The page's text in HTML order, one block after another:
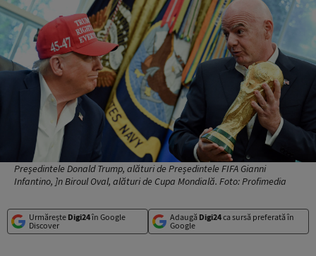
Președintele Donald Trump, alături de Președintele FIFA Gianni
Infantino, ]n Biroul Oval, alături de Cupa Mondială. Foto: Profimedia
Urmărește Digi24în Google
Discover
Adaugă Digi24ca sursă preferată în
Google